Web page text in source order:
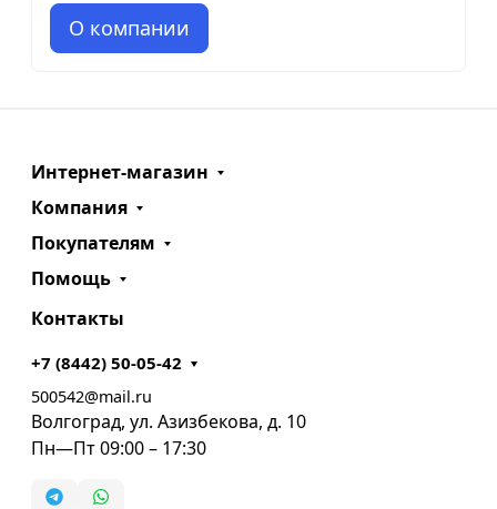
О компании
Интернет-магазин
Компания
Покупателям
Помощь
Контакты
+7 (8442) 50-05-42
500542@mail.ru
Волгоград, ул. Азизбекова, д. 10
Пн—Пт 09:00 – 17:30